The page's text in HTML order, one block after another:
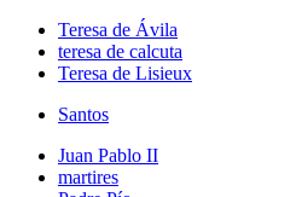
Teresa de Ávila
teresa de calcuta
Teresa de Lisieux
Santos
Juan Pablo II
martires